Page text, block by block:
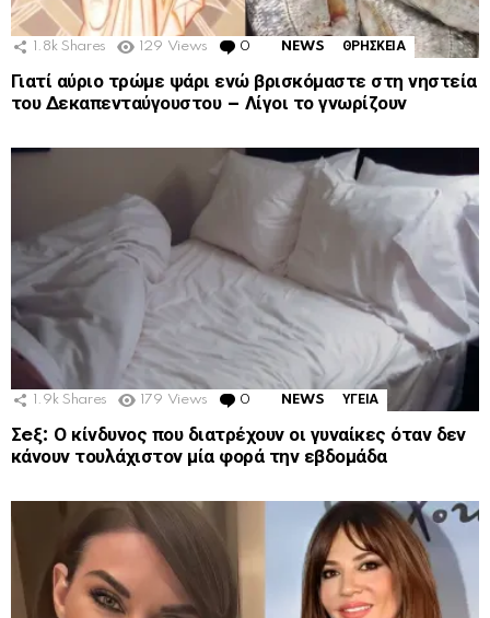
1.8k Shares 129 Views 0 Comments
NEWS ΘΡΗΣΚΕΙΑ
Γιατί αύριο τρώμε ψάρι ενώ βρισκόμαστε στη νηστεία
του Δεκαπενταύγουστου – Λίγοι το γνωρίζουν
1.9k Shares 179 Views 0 Comments
NEWS ΥΓΕΙΑ
Σeξ: Ο κίνδυνος που διατρέχουν οι γυναίκες όταν δεν
κάνουν τουλάχιστον μία φορά την εβδομάδα